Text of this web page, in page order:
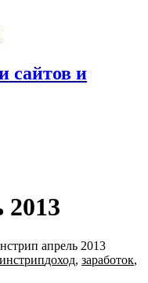
сайтов и
апрель 2013
доход, заработок,